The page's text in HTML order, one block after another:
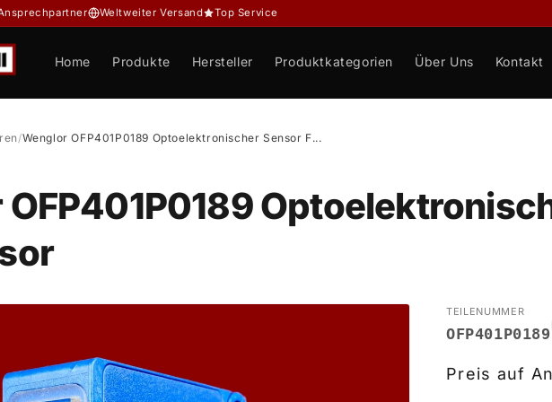
Weltweiter Versand Top Service
Home Produkte Hersteller Produktkategorien Über Uns Kontakt
/Wenglor OFP401P0189 Optoelektronischer Sensor F...
TEILENUMMER
OFP401P0189
Preis auf